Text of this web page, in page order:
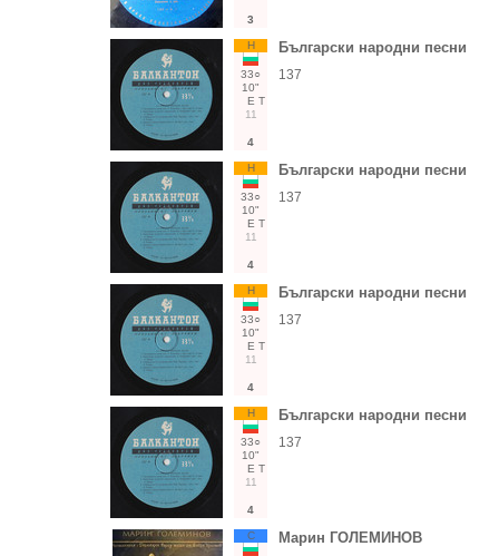
3
Н
33○
10"
Е Т
11
4
Български народни песни
137
Н
33○
10"
Е Т
11
4
Български народни песни
137
Н
33○
10"
Е Т
11
4
Български народни песни
137
Н
33○
10"
Е Т
11
4
Български народни песни
137
С Марин ГОЛЕМИНОВ